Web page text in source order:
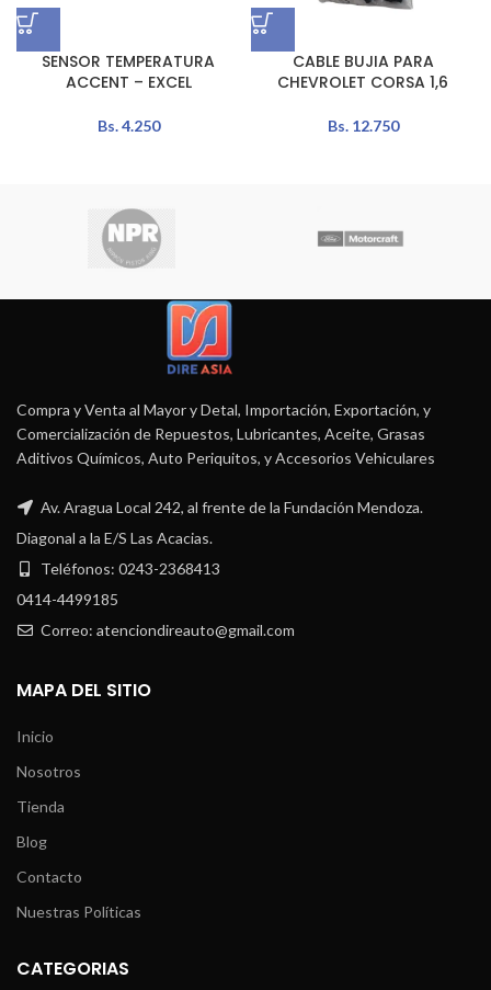
SENSOR TEMPERATURA
ACCENT – EXCEL
Bs.4.250
CABLE BUJIA PARA
CHEVROLET CORSA 1,6
Bs.12.750
Compra y Venta al Mayor y Detal, Importación, Exportación, y
Comercialización de Repuestos, Lubricantes, Aceite, Grasas
Aditivos Químicos, Auto Periquitos, y Accesorios Vehiculares
Av. Aragua Local 242, al frente de la Fundación Mendoza.
Diagonal a la E/S Las Acacias.
Teléfonos: 0243-2368413
0414-4499185
Correo: atenciondireauto@gmail.com
MAPA DEL SITIO
Inicio
Nosotros
Tienda
Blog
Contacto
Nuestras Políticas
CATEGORIAS